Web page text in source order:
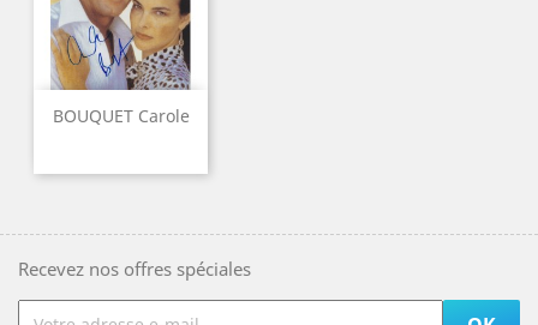
BOUQUET Carole
Recevez nos offres spéciales